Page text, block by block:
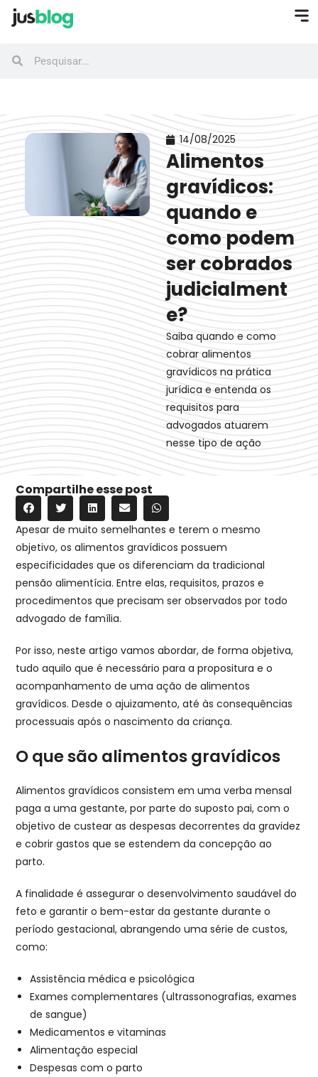
14/08/2025
Alimentos
gravídicos​:
quando e
como podem
ser cobrados
judicialment
e?
Saiba quando e como
cobrar alimentos
gravídicos na prática
jurídica e entenda os
requisitos para
advogados atuarem
nesse tipo de ação
Compartilhe esse post
Apesar de muito semelhantes e terem o mesmo
objetivo, os alimentos gravídicos possuem
especificidades que os diferenciam da tradicional
pensão alimentícia. Entre elas, requisitos, prazos e
procedimentos que precisam ser observados por todo
advogado de família.
Por isso, neste artigo vamos abordar, de forma objetiva,
tudo aquilo que é necessário para a propositura e o
acompanhamento de uma ação de alimentos
gravídicos. Desde o ajuizamento, até às consequências
processuais após o nascimento da criança.
O que são alimentos gravídicos​
Alimentos gravídicos consistem em uma verba mensal
paga a uma gestante, por parte do suposto pai, com o
objetivo de custear as despesas decorrentes da gravidez
e cobrir gastos que se estendem da concepção ao
parto.
A finalidade é assegurar o desenvolvimento saudável do
feto e garantir o bem-estar da gestante durante o
período gestacional, abrangendo uma série de custos,
como:
Assistência médica e psicológica
Exames complementares (ultrassonografias, exames
de sangue)
Medicamentos e vitaminas
Alimentação especial
Despesas com o parto